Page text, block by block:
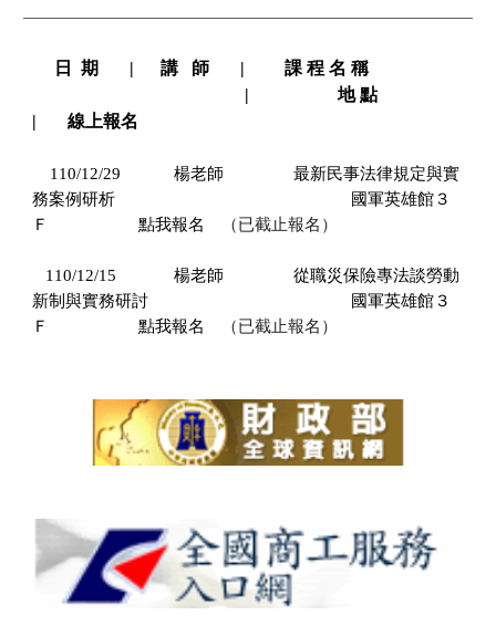
    日  期       |      講   師       |         課 程 名 稱
        |           　　 地 點
|       線上報名
110/12/29
        楊老師
   最新民事法律規定與實
務案例研析
國軍英雄館３
Ｆ
點我報名 （已截止報名）
   110/12/15
        楊老師
   從職災保險專法談勞動
新制與實務研討
國軍英雄館３
Ｆ
點我報名 （已截止報名）